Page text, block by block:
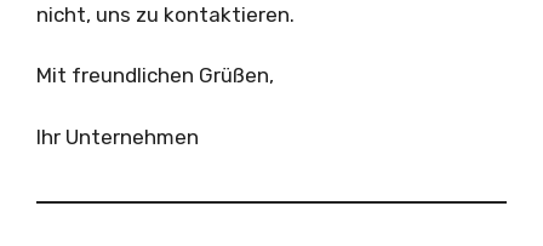
nicht, uns zu kontaktieren.
Mit freundlichen Grüßen,
Ihr Unternehmen